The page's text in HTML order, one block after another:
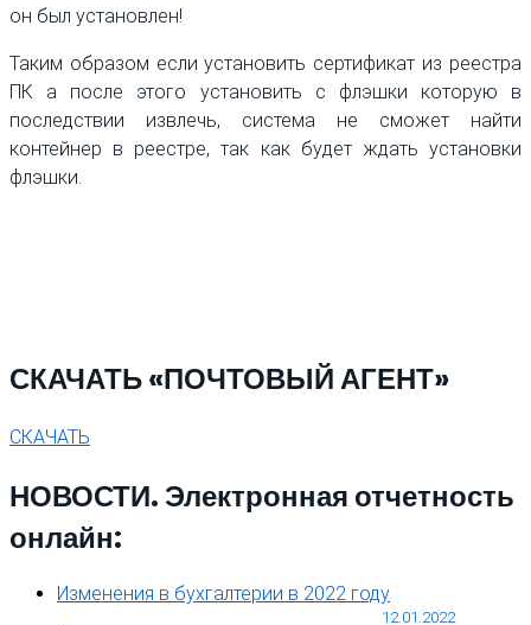
он был установлен!
Таким образом если установить сертификат из реестра
ПК а после этого установить с флэшки которую в
последствии извлечь, система не сможет найти
контейнер в реестре, так как будет ждать установки
флэшки.
СКАЧАТЬ «ПОЧТОВЫЙ АГЕНТ»
СКАЧАТЬ
НОВОСТИ. Электронная отчетность
онлайн:
Изменения в бухгалтерии в 2022 году
12.01.2022